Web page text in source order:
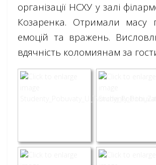
організації НСХУ у залі
Козаренка. Отримали масу
емоцій та вражень.
вдячність коломиянам за